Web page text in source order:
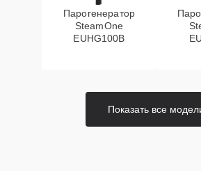
Парогенератор
SteamOne
EUHG100B
Показать все